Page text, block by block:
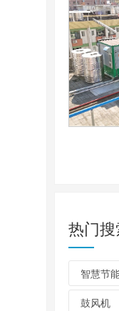
热门搜
智慧节
鼓风机